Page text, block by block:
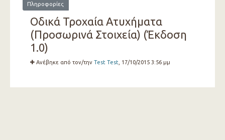
Πληροφορίες
Οδικά Τροχαία Ατυχήματα
(Προσωρινά Στοιχεία) (Έκδοση
1.0)
Ανέβηκε από τον/την Test Test , 17/10/2015 3:56 μμ